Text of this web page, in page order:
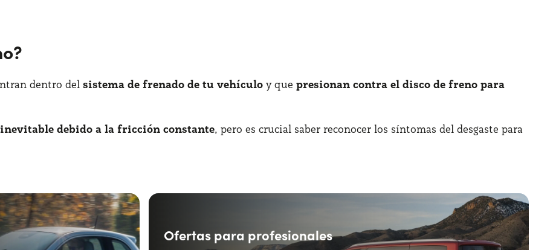
dentro del sistema de frenado de tu vehículo y que presionan contra el disco de freno para
inevitable debido a la fricción constante, pero es crucial saber reconocer los síntomas del desgaste para
Ofertas para profesionales